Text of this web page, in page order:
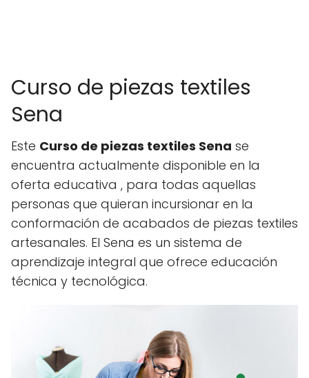
Curso de piezas textiles
Sena
Este Curso de piezas textiles Sena se
encuentra actualmente disponible en la
oferta educativa , para todas aquellas
personas que quieran incursionar en la
conformación de acabados de piezas textiles
artesanales. El Sena es un sistema de
aprendizaje integral que ofrece educación
técnica y tecnológica.